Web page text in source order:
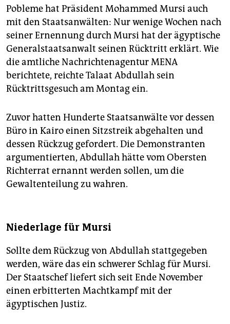
Pobleme hat Präsident Mohammed Mursi auch
mit den Staatsanwälten: Nur wenige Wochen nach
seiner Ernennung durch Mursi hat der ägyptische
Generalstaatsanwalt seinen Rücktritt erklärt. Wie
die amtliche Nachrichtenagentur MENA
berichtete, reichte Talaat Abdullah sein
Rücktrittsgesuch am Montag ein.
Zuvor hatten Hunderte Staatsanwälte vor dessen
Büro in Kairo einen Sitzstreik abgehalten und
dessen Rückzug gefordert. Die Demonstranten
argumentierten, Abdullah hätte vom Obersten
Richterrat ernannt werden sollen, um die
Gewaltenteilung zu wahren.
Niederlage für Mursi
Sollte dem Rückzug von Abdullah stattgegeben
werden, wäre das ein schwerer Schlag für Mursi.
Der Staatschef liefert sich seit Ende November
einen erbitterten Machtkampf mit der
ägyptischen Justiz.